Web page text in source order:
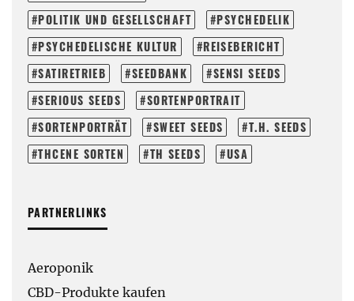
POLITIK UND GESELLSCHAFT
PSYCHEDELIK
PSYCHEDELISCHE KULTUR
REISEBERICHT
SATIRETRIEB
SEEDBANK
SENSI SEEDS
SERIOUS SEEDS
SORTENPORTRAIT
SORTENPORTRÄT
SWEET SEEDS
T.H. SEEDS
THCENE SORTEN
TH SEEDS USA
PARTNERLINKS
Aeroponik
CBD-Produkte kaufen